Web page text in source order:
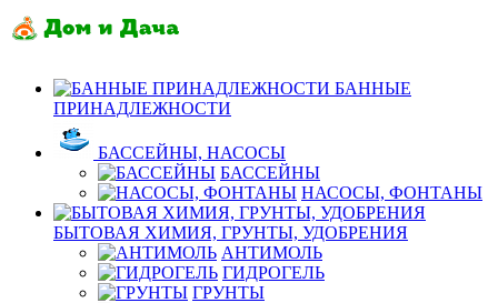
БАННЫЕ
ПРИНАДЛЕЖНОСТИ
БАССЕЙНЫ, НАСОСЫ
БАССЕЙНЫ
НАСОСЫ, ФОНТАНЫ
БЫТОВАЯ ХИМИЯ, ГРУНТЫ, УДОБРЕНИЯ
АНТИМОЛЬ
ГИДРОГЕЛЬ
ГРУНТЫ